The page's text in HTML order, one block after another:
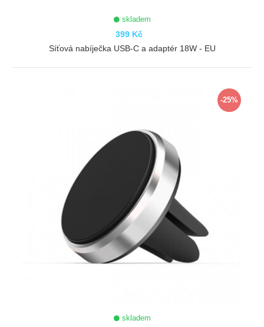
skladem
399 Kč
Síťová nabíječka USB-C a adaptér 18W - EU
-25%
skladem